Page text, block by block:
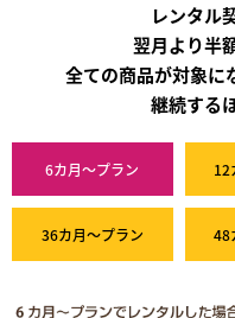
レンタル
翌月より半
全ての商品が対象に
継続する
6カ月～プラン 12
36カ月～プラン 48